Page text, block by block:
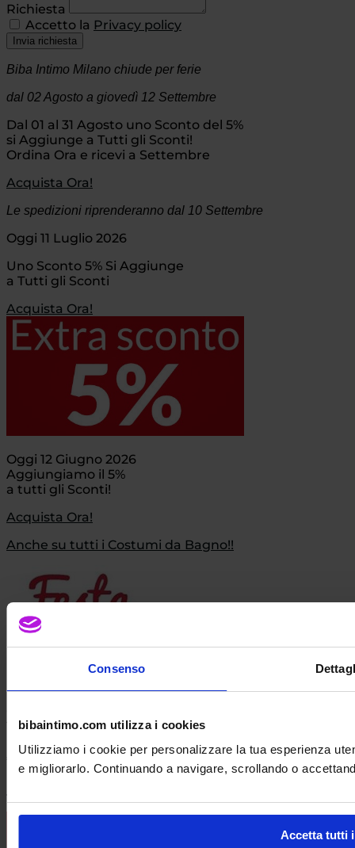
Consenso
bibaintimo.com utilizza i cookies
Utilizziamo i cookie per personalizzare la tua esperienza
e migliorarlo. Continuando a navigare, scrollando o
Accetta tutti
Richiesta
Accetto la Privacy policy
Invia richiesta
Biba Intimo Milano chiude per ferie
dal 02 Agosto a giovedì 12 Settembre
Dal 01 al 31 Agosto uno Sconto del 5%
si Aggiunge a Tutti gli Sconti!
Ordina Ora e ricevi a Settembre
Acquista Ora!
Le spedizioni riprenderanno dal 10 Settembre
Oggi 11 Luglio 2026
Uno Sconto 5% Si Aggiunge
a Tutti gli Sconti
Acquista Ora!
Oggi 12 Giugno 2026
Aggiungiamo il 5%
a tutti gli Sconti!
Acquista Ora!
Anche su tutti i Costumi da Bagno!!
Festa della Mamma 2026!
10% di Sconto in Piu su Tutto!
Acquista Ora!